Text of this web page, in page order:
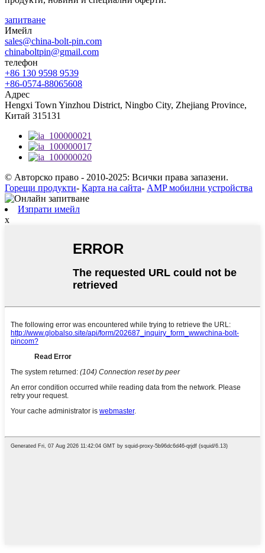
запитване
Имейл
sales@china-bolt-pin.com
chinaboltpin@gmail.com
телефон
+86 130 9598 9539
+86-0574-88065608
Адрес
Hengxi Town Yinzhou District, Ningbo City, Zhejiang Province,
Китай 315131
© Авторско право - 2010-2025: Всички права запазени.
Горещи продукти- Карта на сайта- AMP мобилни устройства
Изпрати имейл
x